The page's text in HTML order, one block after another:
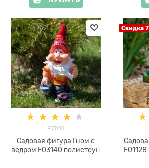
F03140
Садовая фигура Гном с
ведром F03140 полистоун
Скидка